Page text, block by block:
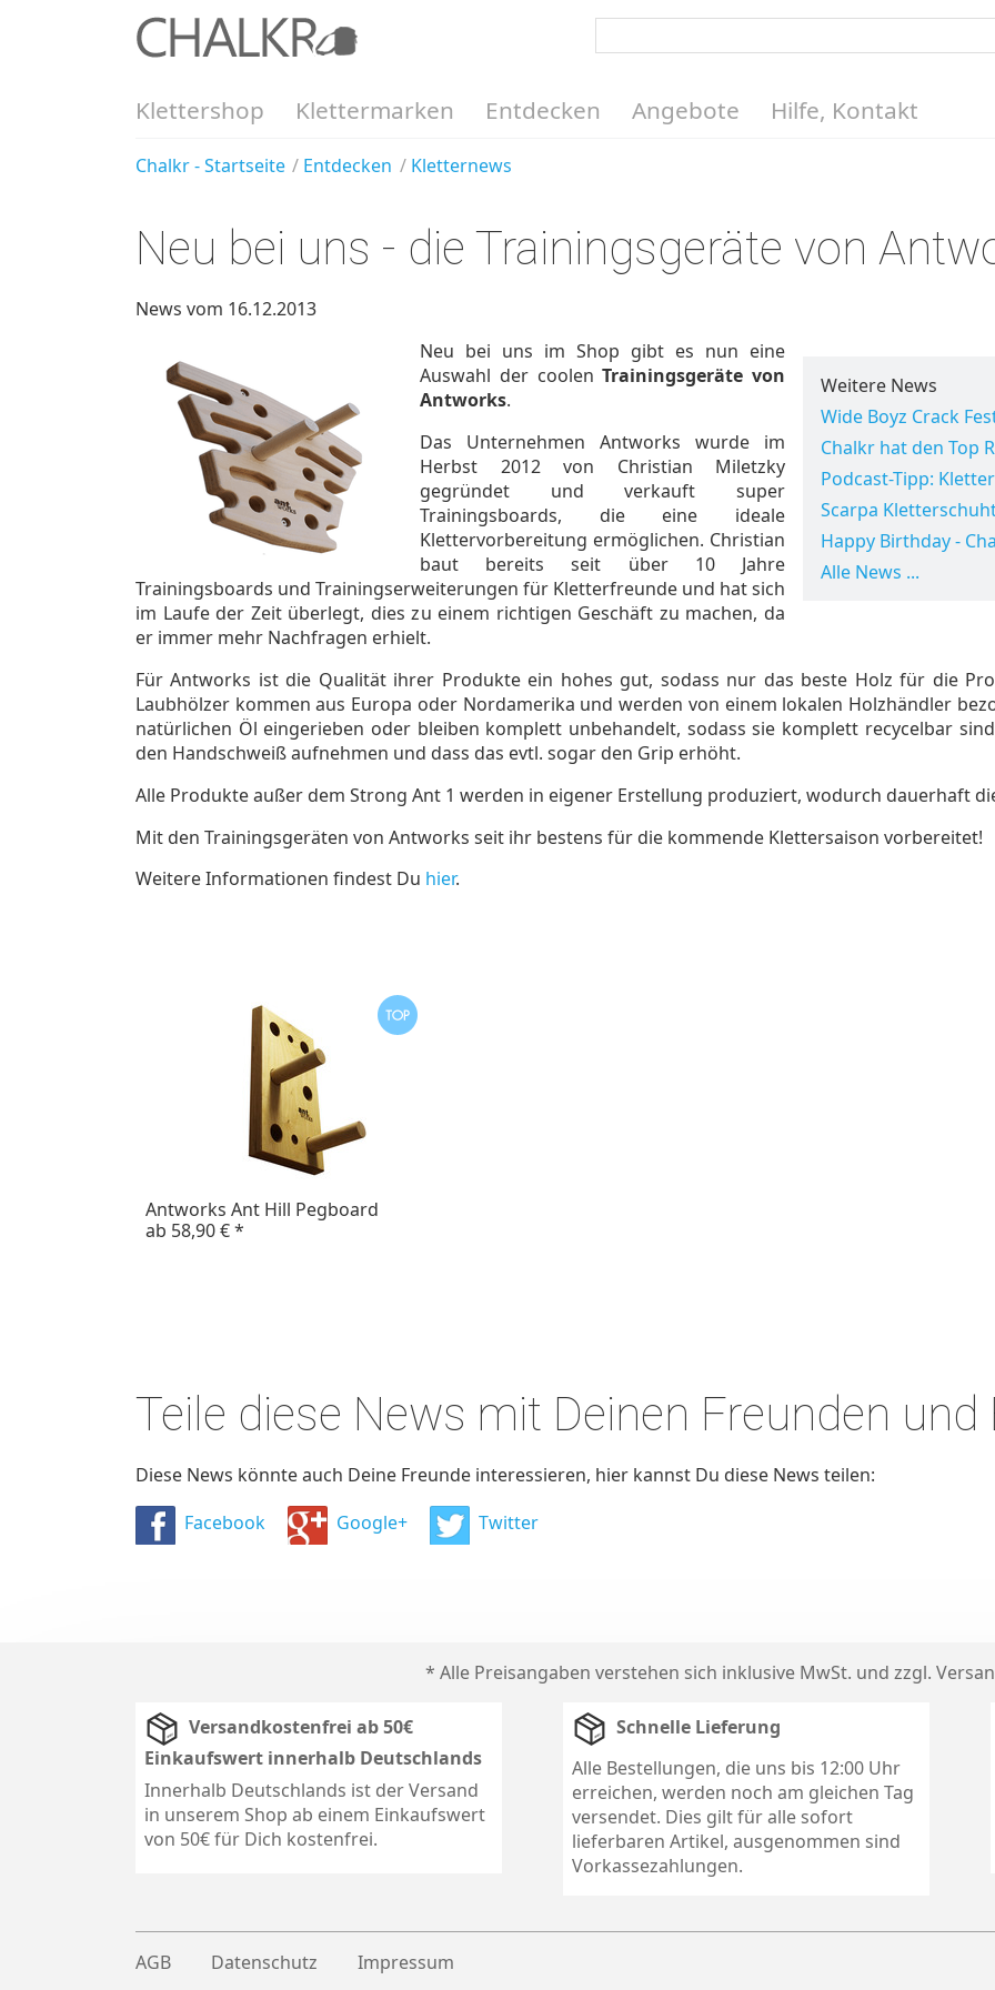
Klettershop Klettermarken Entdecken Angebote Hilfe, Kontakt
Chalkr - Startseite Entdecken Kletternews
Neu bei uns - die Trainingsgeräte von
News vom 16.12.2013
Weitere News
Wide Boyz Crack
Chalkr hat den Top
Podcast-Tipp:
Scarpa
Happy Birthday -
Alle News ...
Neu bei uns im Shop gibt es nun eine
Auswahl der coolenTrainingsgeräte von
Antworks.
Das Unternehmen Antworks wurde im
Herbst 2012 von Christian Miletzky
gegründet und verkauft super
Trainingsboards, die eine ideale
Klettervorbereitung ermöglichen. Christian
baut bereits seit über 10 Jahre
Trainingsboards und Trainingserweiterungen für Kletterfreunde und hat sich
im Laufe der Zeit überlegt, dies zu einem richtigen Geschäft zu machen, da
er immer mehr Nachfragen erhielt.
Für Antworks ist die Qualität ihrer Produkte ein hohes gut, sodass nur das beste Holz für die
Laubhölzer kommen aus Europa oder Nordamerika und werden von einem lokalen Holzhändler
natürlichen Öl eingerieben oder bleiben komplett unbehandelt, sodass sie komplett recycelbar
den Handschweiß aufnehmen und dass das evtl. sogar den Grip erhöht.
Alle Produkte außer dem Strong Ant 1 werden in eigener Erstellung produziert, wodurch dauerhaft
Mit den Trainingsgeräten von Antworks seit ihr bestens für die kommende Klettersaison vorbereitet!
Weitere Informationen findest Du hier.
Antworks Ant Hill Pegboard
ab 58,90 €*
Teile diese News mit Deinen Freunden und
Diese News könnte auch Deine Freunde interessieren, hier kannst Du diese News teilen:
Facebook
Google+ Twitter
* Alle Preisangaben verstehen sich inklusive MwSt. und zzgl.
Versandkostenfrei ab 50€
Einkaufswert innerhalb Deutschlands
Innerhalb Deutschlands ist der Versand
in unserem Shop ab einem Einkaufswert
von 50€ für Dich kostenfrei.
Schnelle Lieferung
Alle Bestellungen, die uns bis 12:00 Uhr
erreichen, werden noch am gleichen Tag
versendet. Dies gilt für alle sofort
lieferbaren Artikel, ausgenommen sind
Vorkassezahlungen.
AGB Datenschutz Impressum